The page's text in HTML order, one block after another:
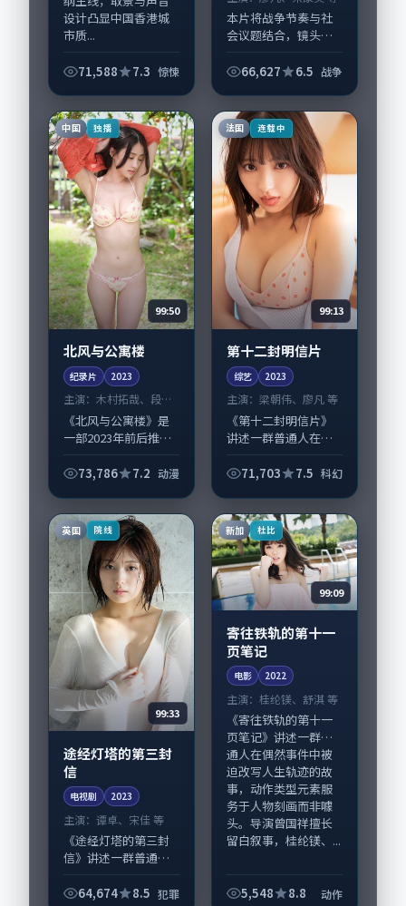
设计凸显中国香港城
市质...
71,588 7.3 惊悚
本片将战争节奏与社
会议题结合，镜头语
《月光与红绿灯》由
景与声音设计凸显中
国大陆城市质感，适
合...
66,627 6.5 战争
中国 独播
99:50
北风与公寓楼
纪录片 2023
主演： 木村拓哉、段奕
宏 等
《北风与公寓楼》是
一部2023年前后推出
奉俊昊执导，木村拓
与重要戏份。故事围
绕当代都市中的抉...
73,786 7.2 动漫
法国 连载中
99:13
第十二封明信片
综艺 2023
主演：梁朝伟、廖凡 等
《第十二封明信片》
讲述一群普通人在偶
生轨迹的故事，科幻
毕赣擅长留白叙事，
梁朝伟、廖凡的情感...
71,703 7.5 科幻
英国 院线
99:33
途经灯塔的第三封
信
电视剧 2023
主演： 谭卓、宋佳 等
《途经灯塔的第三封
信》讲述一群普通人
写人生轨迹的故事，
64,674 8.5 犯罪
新加 杜比
99:09
寄往铁轨的第十一
页笔记
电影 2022
主演：桂纶镁、舒淇 等
《寄往铁轨的第十一
页笔记》讲述一群普
通人在偶然事件中被
迫改写人生轨迹的故
事，动作类型元素服
务于人物刻画而非噱
头。导演曾国祥擅长
留白叙事，桂纶镁、...
5,548 8.8 动作